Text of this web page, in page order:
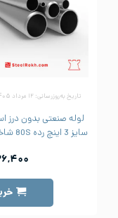
تاریخ به‌روزرسانی: ۱۲ مرداد ۱۴۰۵ | ۱۶:۳۵
سایز 3 اینچ رده 80S شاخه 6 متری